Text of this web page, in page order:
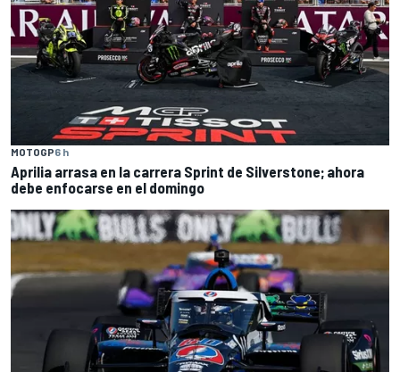
MOTOGP6 h
Aprilia arrasa en la carrera Sprint de Silverstone; ahora
debe enfocarse en el domingo